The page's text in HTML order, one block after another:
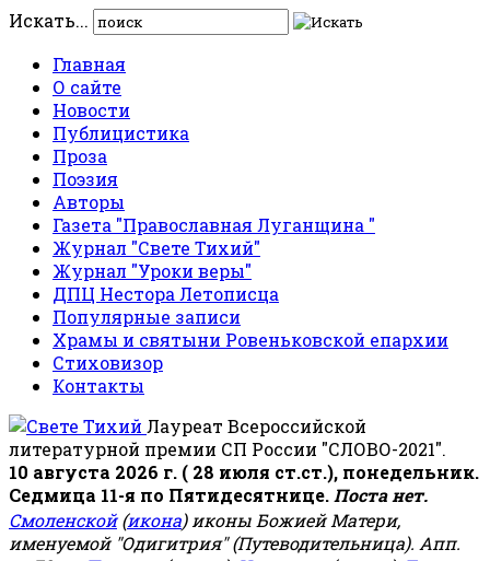
Искать...
Главная
О сайте
Новости
Публицистика
Проза
Поэзия
Авторы
Газета "Православная Луганщина "
Журнал "Свете Тихий"
Журнал "Уроки веры"
ДПЦ Нестора Летописца
Популярные записи
Храмы и святыни Ровеньковской епархии
Стиховизор
Контакты
Лауреат Всероссийской
литературной премии СП России "СЛОВО-2021".
10 августа 2026 г. ( 28 июля ст.ст.), понедельник.
Седмица 11-я по Пятидесятнице. Поста нет.
Смоленской(икона) иконы Божией Матери,
именуемой "Одигитрия" (Путеводительница). Апп.